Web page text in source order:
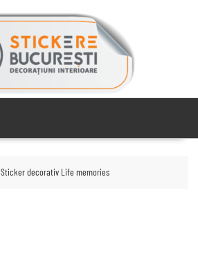
Sticker decorativ Life memories